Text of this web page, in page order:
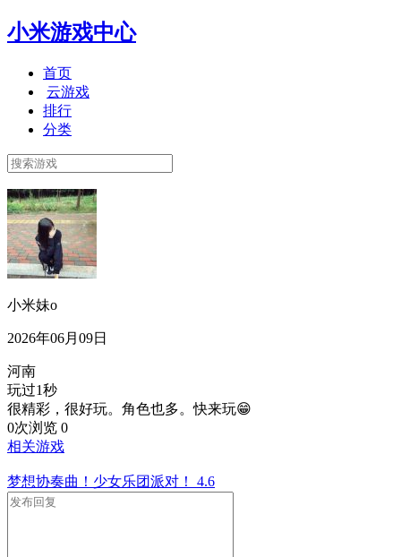
小米游戏中心
首页
云游戏
排行
分类
小米妹o
2026年06月09日
河南
玩过1秒
很精彩，很好玩。角色也多。快来玩😁
0次浏览 0
相关游戏
梦想协奏曲！少女乐团派对！ 4.6